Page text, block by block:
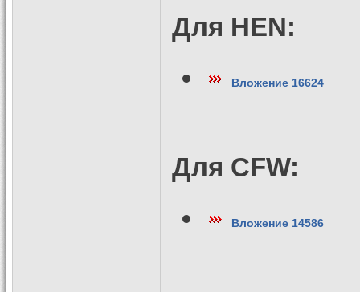
Для HEN:
Вложение 16624
Для CFW:
Вложение 14586